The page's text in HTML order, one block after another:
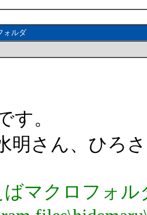
ォルダ
す。
明さん、ひろ
マクロフォル